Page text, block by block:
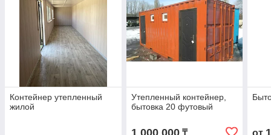
Контейнер утепленный
жилой
Утепленный контейнер,
бытовка 20 футовый